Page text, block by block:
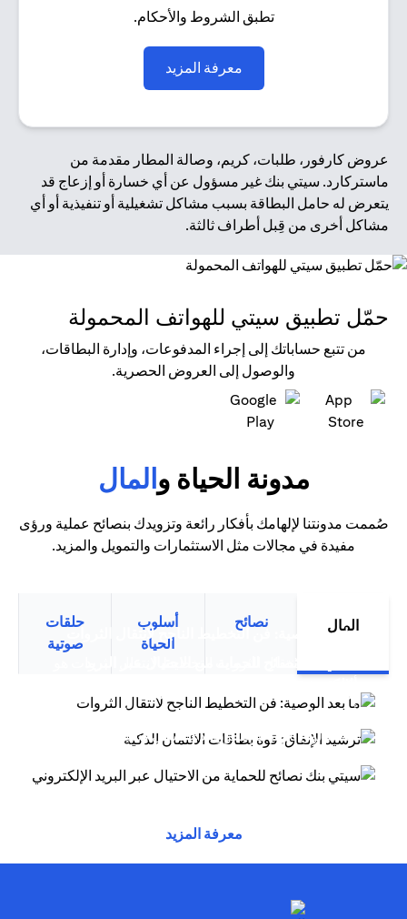
تطبق الشروط والأحكام.
معرفة المزيد
عروض كارفور، طلبات، كريم، وصالة المطار مقدمة من
ماستركارد. سيتي بنك غير مسؤول عن أي خسارة أو إزعاج قد
يتعرض له حامل البطاقة بسبب مشاكل تشغيلية أو تنفيذية أو أي
مشاكل أخرى من قِبل أطراف ثالثة.
حمّل تطبيق سيتي للهواتف المحمولة
من تتبع حساباتك إلى إجراء المدفوعات، وإدارة البطاقات،
والوصول إلى العروض الحصرية.
مدونة الحياة و المال
صُممت مدونتنا لإلهامك بأفكار رائعة وتزويدك بنصائح عملية ورؤى
مفيدة في مجالات مثل الاستثمارات والتمويل والمزيد.
المال نصائح
أسلوب
الحياة
حلقات
صوتية
ما بعد الوصية: فن التخطيط الناجح لانتقال الثروات (opens in a new tab)
التخطيط لانتقال الثروات التخطيط لانتقال الثروات هو
ترشيد الإنفاق: قوة بطاقات الائتمان الذكية
سيتي بنك نصائح للحماية من الاحتيال عبر البريد
أسلوب الاحتيال عبر البريد الإلكتروني يتظاهر
المحتالون بأنهم موظفون لدى سيتي وسيخبرونك أنه
معرفة المزيد